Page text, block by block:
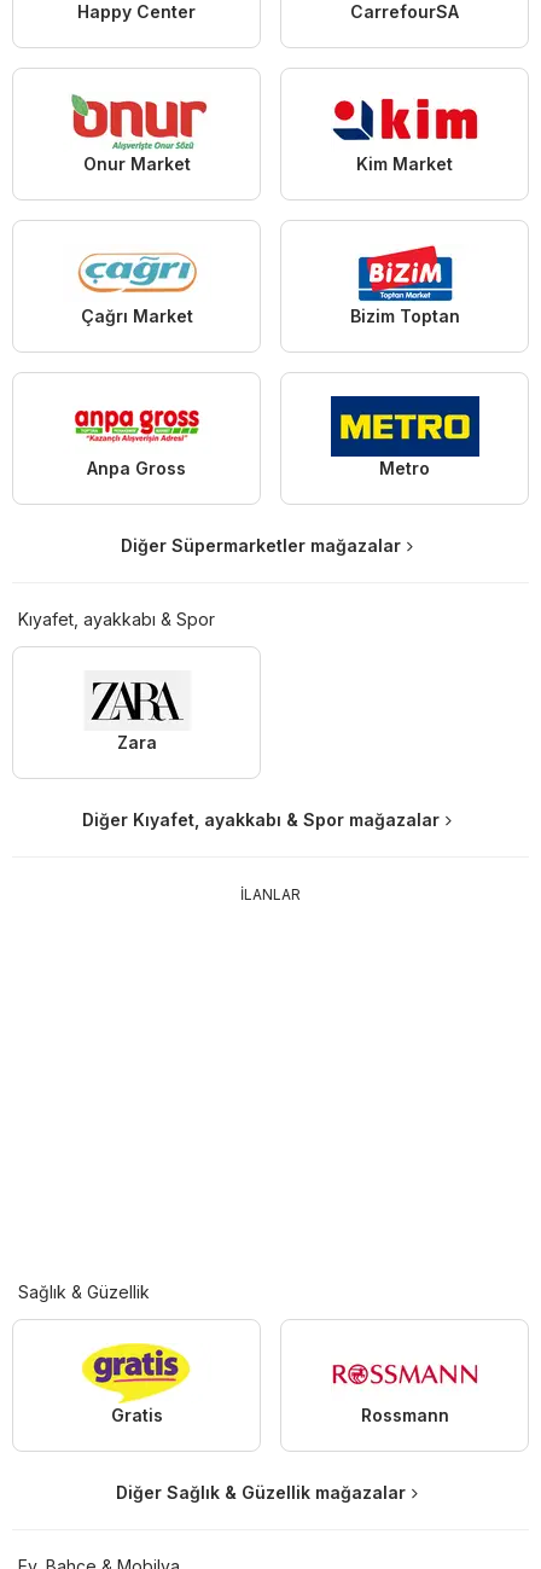
Happy Center CarrefourSA
Onur Market Kim Market
Çağrı Market Bizim Toptan
Anpa Gross Metro
Diğer Süpermarketler mağazalar
Kıyafet, ayakkabı & Spor
Zara
Diğer Kıyafet, ayakkabı & Spor mağazalar
İLANLAR
Sağlık & Güzellik
Gratis Rossmann
Diğer Sağlık & Güzellik mağazalar